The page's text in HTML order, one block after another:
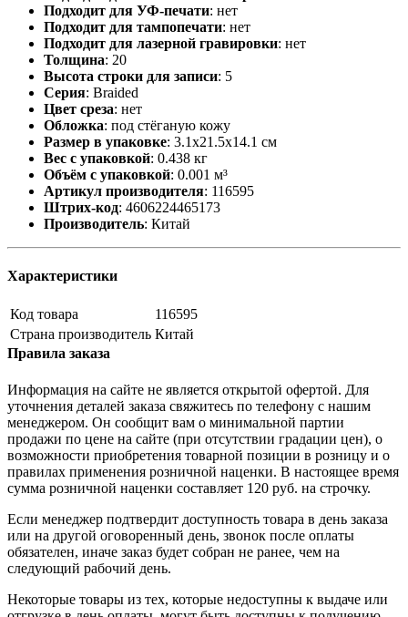
Подходит для УФ-печати: нет
Подходит для тампопечати: нет
Подходит для лазерной гравировки: нет
Толщина: 20
Высота строки для записи: 5
Серия: Braided
Цвет среза: нет
Обложка: под стёганую кожу
Размер в упаковке: 3.1x21.5x14.1 см
Вес с упаковкой: 0.438 кг
Объём с упаковкой: 0.001 м³
Артикул производителя: 116595
Штрих-код: 4606224465173
Производитель: Китай
Характеристики
Код товара
116595
Страна производитель Китай
Правила заказа
Информация на сайте не является открытой офертой. Для
уточнения деталей заказа свяжитесь по телефону с нашим
менеджером. Он сообщит вам о минимальной партии
продажи по цене на сайте (при отсутствии градации цен), о
возможности приобретения товарной позиции в розницу и о
правилах применения розничной наценки. В настоящее время
сумма розничной наценки составляет 120 руб. на строчку.
Если менеджер подтвердит доступность товара в день заказа
или на другой оговоренный день, звонок после оплаты
обязателен, иначе заказ будет собран не ранее, чем на
следующий рабочий день.
Некоторые товары из тех, которые недоступны к выдаче или